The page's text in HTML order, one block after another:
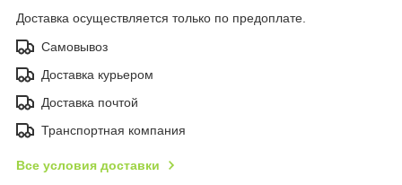
Доставка осуществляется только по предоплате.
Самовывоз
Доставка курьером
Доставка почтой
Транспортная компания
Все условия доставки